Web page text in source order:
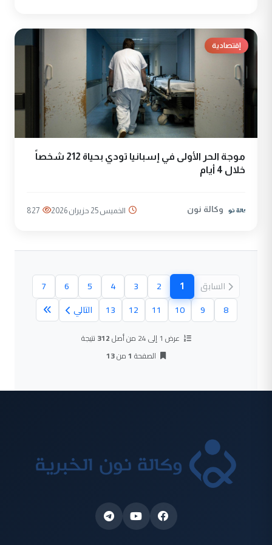
إقتصادية
موجة الحر الأولى في إسبانيا تودي بحياة 212 شخصاً
خلال 4 أيام
وكالة نون الخميس 25 حزيران 2026 827
السابق 1
(الصفحة الحالية)
2
3
4
5
6
7
8
9
10
11
12
13 التالي
عرض 1 إلى 24 من أصل 312 نتيجة
الصفحة 1من13